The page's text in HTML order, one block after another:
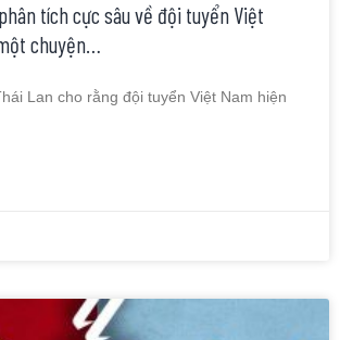
tích cực sâu về đội tuyển Việt
chuyện…
Lan cho rằng đội tuyển Việt Nam hiện